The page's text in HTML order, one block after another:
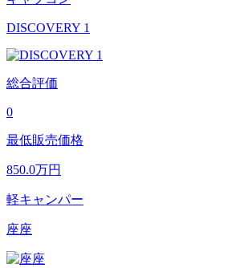
DISCOVERY 1
総合評価
0
最低販売価格
850.0万円
軽キャンパー
座座